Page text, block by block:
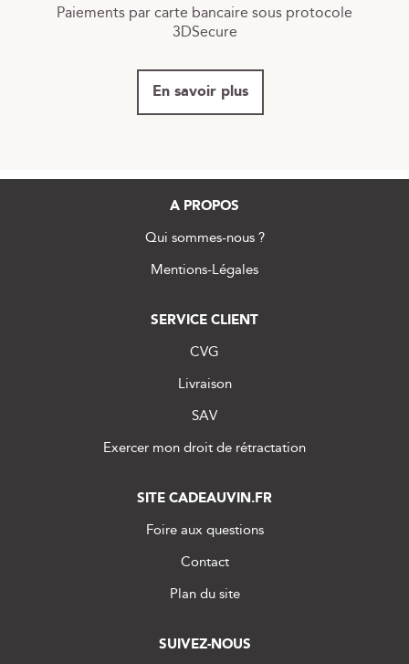
Paiements par carte bancaire sous protocole
3DSecure
En savoir plus
A PROPOS
Qui sommes-nous ?
Mentions-Légales
SERVICE CLIENT
CVG
Livraison
SAV
Exercer mon droit de rétractation
SITE CADEAUVIN.FR
Foire aux questions
Contact
Plan du site
SUIVEZ-NOUS